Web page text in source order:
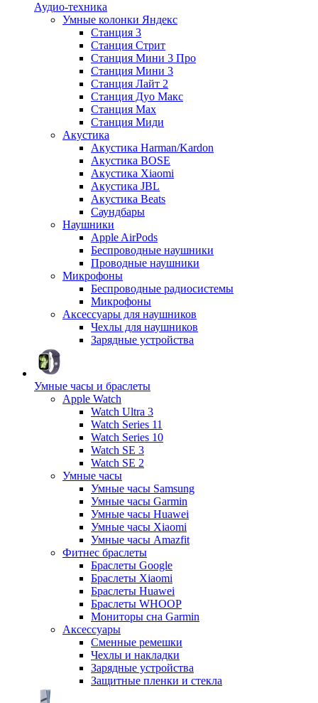
Аудио-техника
Умные колонки Яндекс
Станция 3
Станция Стрит
Станция Мини 3 Про
Станция Мини 3
Станция Лайт 2
Станция Дуо Макс
Станция Max
Станция Миди
Акустика
Акустика Harman/Kardon
Акустика BOSE
Акустика Xiaomi
Акустика JBL
Акустика Beats
Саундбары
Наушники
Apple AirPods
Беспроводные наушники
Проводные наушники
Микрофоны
Беспроводные радиосистемы
Микрофоны
Аксессуары для наушников
Чехлы для наушников
Зарядные устройства
Умные часы и браслеты
Apple Watch
Watch Ultra 3
Watch Series 11
Watch Series 10
Watch SE 3
Watch SE 2
Умные часы
Умные часы Samsung
Умные часы Garmin
Умные часы Huawei
Умные часы Xiaomi
Умные часы Amazfit
Фитнес браслеты
Браслеты Google
Браслеты Xiaomi
Браслеты Huawei
Браслеты WHOOP
Мониторы сна Garmin
Аксессуары
Сменные ремешки
Чехлы и накладки
Зарядные устройства
Защитные пленки и стекла